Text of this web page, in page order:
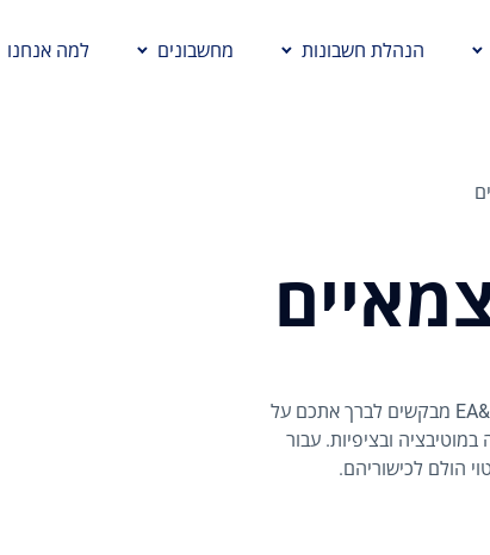
הנהלת חשבונות מחשבונים למה אנחנו
יוצאים לדרך עצמאית? ראשית כל אנו בפירמת רואי חשבון EA&CO מבקשים לברך אתכם על
ובציפיות. עבור
הולם לכישוריהם.